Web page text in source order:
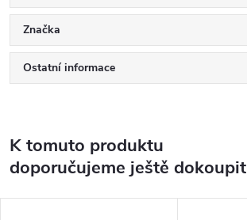
Značka
Ostatní informace
K tomuto produktu
doporučujeme ještě dokoupit